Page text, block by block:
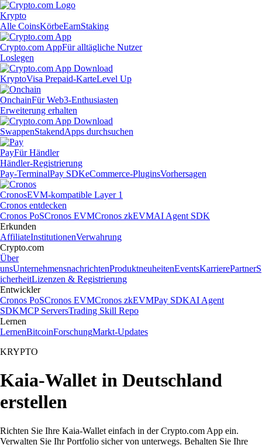
Krypto
Alle CoinsKörbeEarnStaking
Crypto.com AppFür alltägliche Nutzer
Loslegen
KryptoVisa Prepaid-KarteLevel Up
OnchainFür Web3-Enthusiasten
Erweiterung erhalten
SwappenStakendApps durchsuchen
PayFür Händler
Händler-Registrierung
Pay-TerminalPay SDKeCommerce-PluginsVorhersagen
CronosEVM-kompatible Layer 1
Cronos entdecken
Cronos PoSCronos EVMCronos zkEVMAI Agent SDK
Erkunden
AffiliateInstitutionenVerwahrung
Crypto.com
Über
unsUnternehmensnachrichtenProduktneuheitenEventsKarrierePartnerS
icherheitLizenzen & Registrierung
Entwickler
Cronos PoSCronos EVMCronos zkEVMPay SDKAI Agent
SDKMCP ServersTrading Skill Repo
Lernen
LernenBitcoinForschungMarkt-Updates
KRYPTO
Kaia-Wallet in Deutschland
erstellen
Richten Sie Ihre Kaia-Wallet einfach in der Crypto.com App ein.
Verwalten Sie Ihr Portfolio sicher von unterwegs. Behalten Sie Ihre